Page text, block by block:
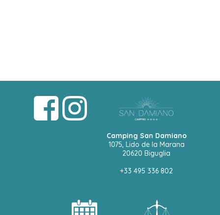
Camping San Damiano
1075, Lido de la Marana
20620 Biguglia
+33 495 336 802